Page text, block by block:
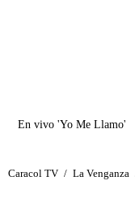
En vivo 'Yo Me Llamo'
Caracol TV / La Venganza